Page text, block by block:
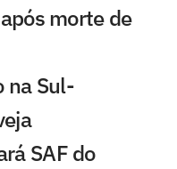
morte de
na Sul-
SAF do